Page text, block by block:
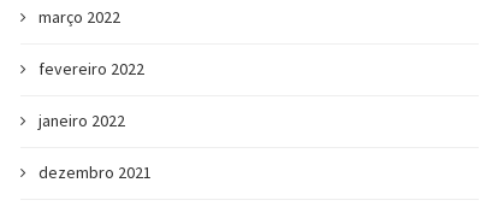
março 2022
fevereiro 2022
janeiro 2022
dezembro 2021